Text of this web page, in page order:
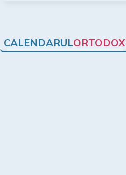
CALENDARULORTODOX